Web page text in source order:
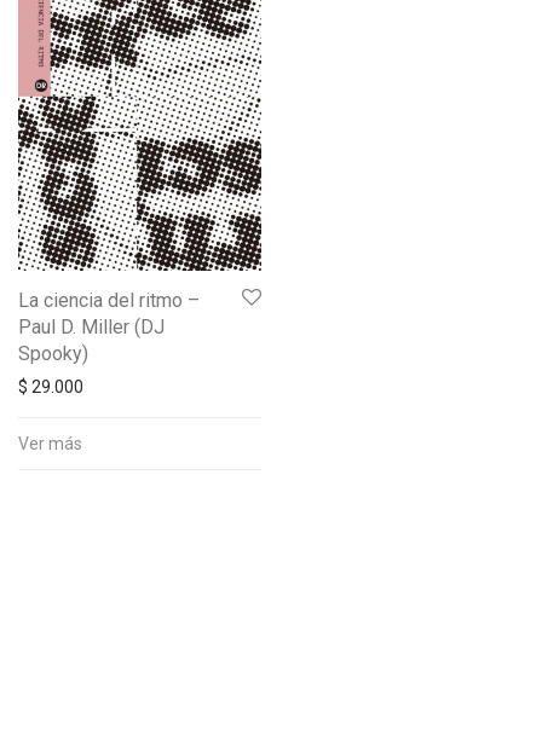
La ciencia del ritmo –
Paul D. Miller (DJ
Spooky)
$ 29.000
Ver más